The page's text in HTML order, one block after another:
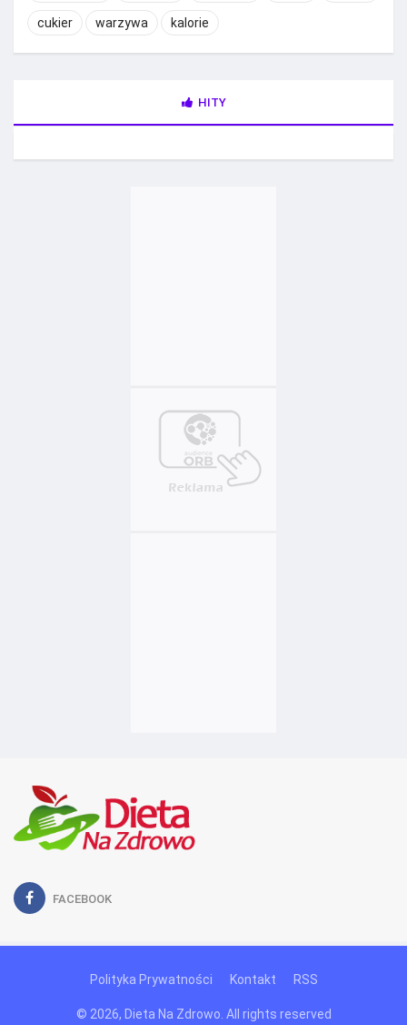
cukier warzywa kalorie
HITY
FACEBOOK
Polityka Prywatności Kontakt RSS
© 2026, Dieta Na Zdrowo. All rights reserved